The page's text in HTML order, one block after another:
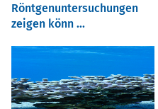
Röntgenuntersuchungen
zeigen könn ...